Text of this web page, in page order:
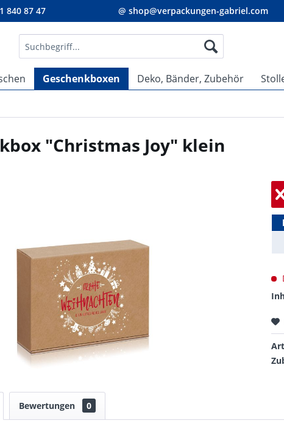
840 87 47 @ shop@verpackungen-gabriel.com
Geschenkboxen Deko, Bänder, Zubehör
"Christmas Joy" klein
Bewertungen 0